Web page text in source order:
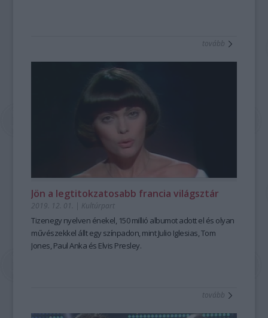
tovább
Jön a legtitokzatosabb francia világsztár
2019. 12. 01. | Kultúrpart
Tizenegy nyelven énekel, 150 millió albumot adott el és olyan
művészekkel állt egy színpadon, mint Julio Iglesias, Tom
Jones, Paul Anka és Elvis Presley.
tovább